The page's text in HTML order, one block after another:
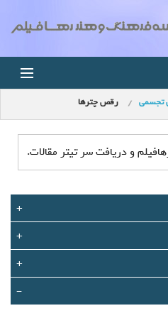
تجسمی رقص چترها
و دریافت سر تیتر مقالات.
+
+
+
-